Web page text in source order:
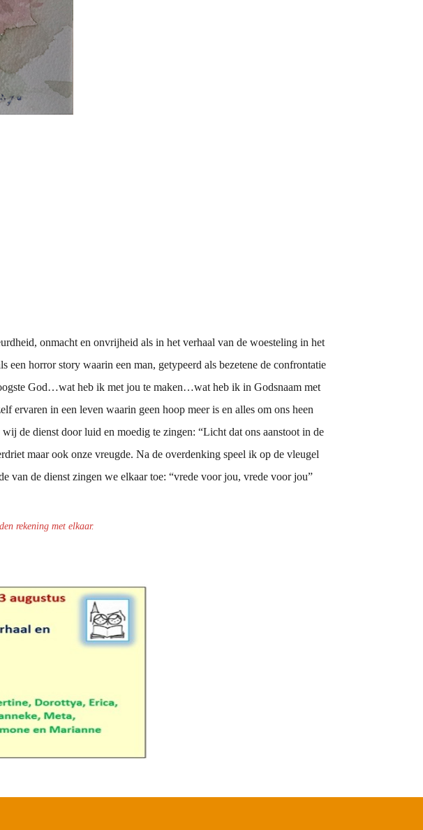
onmacht en onvrijheid als in het verhaal van de woesteling in het
horror story waarin een man, getypeerd als bezetene de confrontatie
God…wat heb ik met jou te maken…wat heb ik in Godsnaam met
ervaren in een leven waarin geen hoop meer is en alles om ons heen
de dienst door luid en moedig te zingen: “Licht dat ons aanstoot in de
maar ook onze vreugde. Na de overdenking speel ik op de vleugel
van de dienst zingen we elkaar toe: “vrede voor jou, vrede voor jou”
rekening met elkaar.